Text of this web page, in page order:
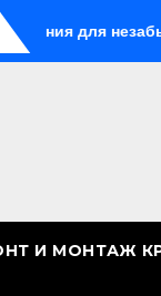
И МОНТАЖ